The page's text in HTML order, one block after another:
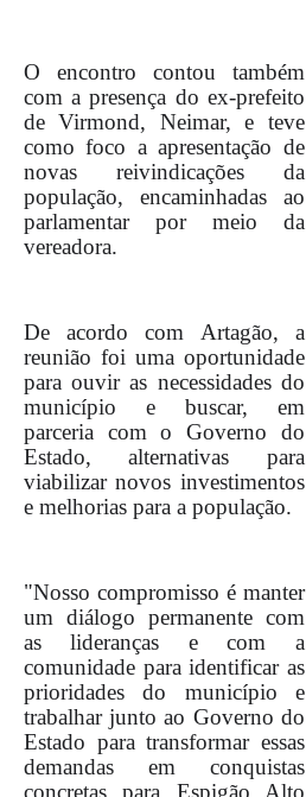
O encontro contou também
com a presença do ex-prefeito
de Virmond, Neimar, e teve
como foco a apresentação de
novas reivindicações da
população, encaminhadas ao
parlamentar por meio da
vereadora.
De acordo com Artagão, a
reunião foi uma oportunidade
para ouvir as necessidades do
município e buscar, em
parceria com o Governo do
Estado, alternativas para
viabilizar novos investimentos
e melhorias para a população.
"Nosso compromisso é manter
um diálogo permanente com
as lideranças e com a
comunidade para identificar as
prioridades do município e
trabalhar junto ao Governo do
Estado para transformar essas
demandas em conquistas
concretas para Espigão Alto